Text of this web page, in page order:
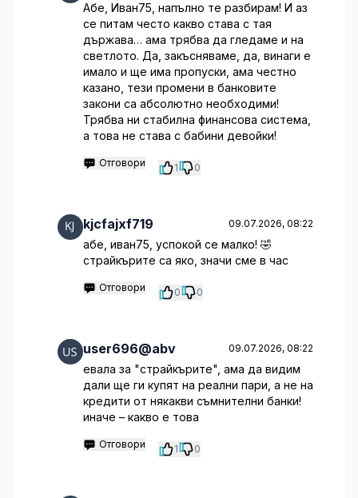
Абе, Иван75, напълно те разбирам! И аз
се питам често какво става с тая
държава… ама трябва да гледаме и на
светлото. Да, закъсняваме, да, винаги е
имало и ще има пропуски, ама честно
казано, тези промени в банковите
закони са абсолютно необходими!
Трябва ни стабилна финансова система,
а това не става с бабини девойки!
Отговори 1 0
kjcfajxf719 09.07.2026, 08:22
абе, иван75, успокой се малко! 🤣
страйкърите са яко, значи сме в час
Отговори 0 0
user696@abv 09.07.2026, 08:22
евала за "страйкърите", ама да видим
дали ще ги купят на реални пари, а не на
кредити от някакви съмнителни банки!
иначе – какво е това
Отговори 1 0